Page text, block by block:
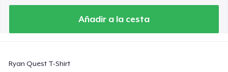
Añadir a la cesta
Ryan Quest T-Shirt